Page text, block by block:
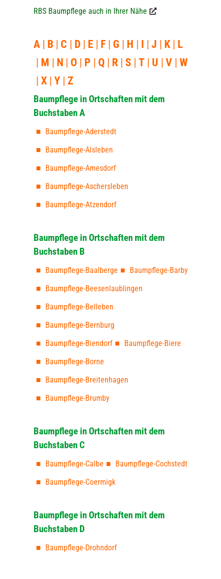
RBS Baumpflege auch in Ihrer Nähe
A B C D E F G H I J K
L
M
N O P Q R S T U V
W
X
Y Z
Baumpflege in Ortschaften mit dem
Buchstaben A
Baumpflege-Aderstedt
Baumpflege-Alsleben
Baumpflege-Amesdorf
Baumpflege-Aschersleben
Baumpflege-Atzendorf
Baumpflege in Ortschaften mit dem
Buchstaben B
Baumpflege-Baalberge
Baumpflege-Barby
Baumpflege-Beesenlaublingen
Baumpflege-Belleben
Baumpflege-Bernburg
Baumpflege-Biendorf
Baumpflege-Biere
Baumpflege-Borne
Baumpflege-Breitenhagen
Baumpflege-Brumby
Baumpflege in Ortschaften mit dem
Buchstaben C
Baumpflege-Calbe
Baumpflege-Cochstedt
Baumpflege-Coermigk
Baumpflege in Ortschaften mit dem
Buchstaben D
Baumpflege-Drohndorf